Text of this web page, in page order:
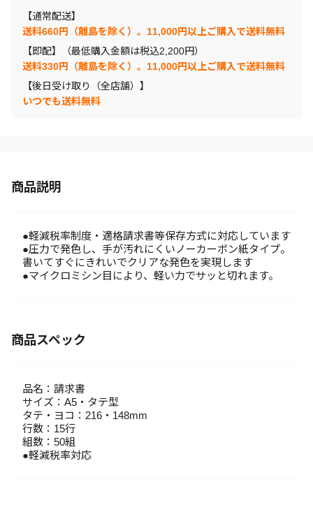
【通常配送】
送料660円（離島を除く）。11,000円以上ご購入で送料無料
【即配】（最低購入金額は税込2,200円）
送料330円（離島を除く）。11,000円以上ご購入で送料無料
【後日受け取り（全店舗）】
いつでも送料無料
商品説明
●軽減税率制度・適格請求書等保存方式に対応しています
●圧力で発色し、手が汚れにくいノーカーボン紙タイプ。
書いてすぐにきれいでクリアな発色を実現します
●マイクロミシン目により、軽い力でサッと切れます。
商品スペック
品名：請求書
サイズ：A5・タテ型
タテ・ヨコ：216・148mm
行数：15行
組数：50組
●軽減税率対応